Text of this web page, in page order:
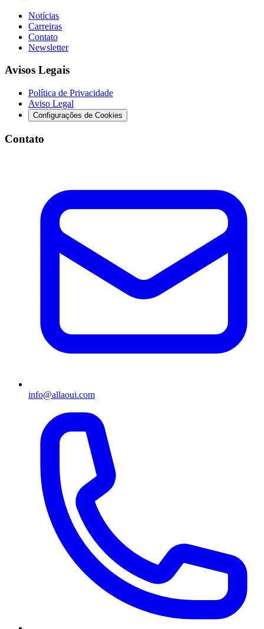
Notícias
Carreiras
Contato
Newsletter
Avisos Legais
Política de Privacidade
Aviso Legal
Configurações de Cookies
Contato
info@allaoui.com